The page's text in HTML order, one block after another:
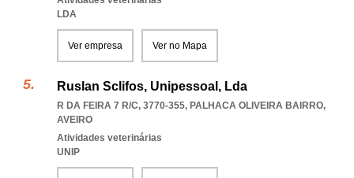
LDA
Ver empresa Ver no Mapa
Ruslan Sclifos, Unipessoal, Lda
R DA FEIRA 7 R/C, 3770-355, PALHACA OLIVEIRA BAIRRO,
AVEIRO
Atividades veterinárias
UNIP